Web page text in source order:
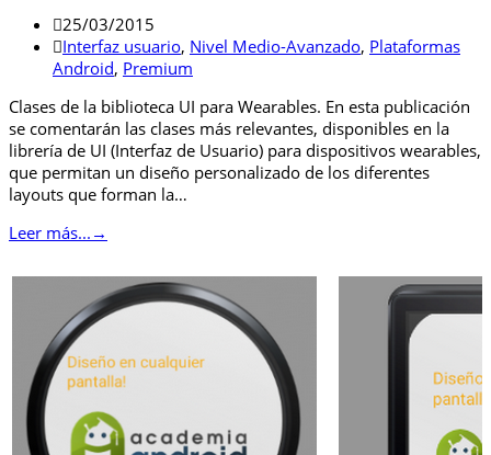
25/03/2015
Interfaz usuario, Nivel Medio-Avanzado, Plataformas
Android, Premium
Clases de la biblioteca UI para Wearables. En esta publicación
se comentarán las clases más relevantes, disponibles en la
librería de UI (Interfaz de Usuario) para dispositivos wearables,
que permitan un diseño personalizado de los diferentes
layouts que forman la…
Leer más... →